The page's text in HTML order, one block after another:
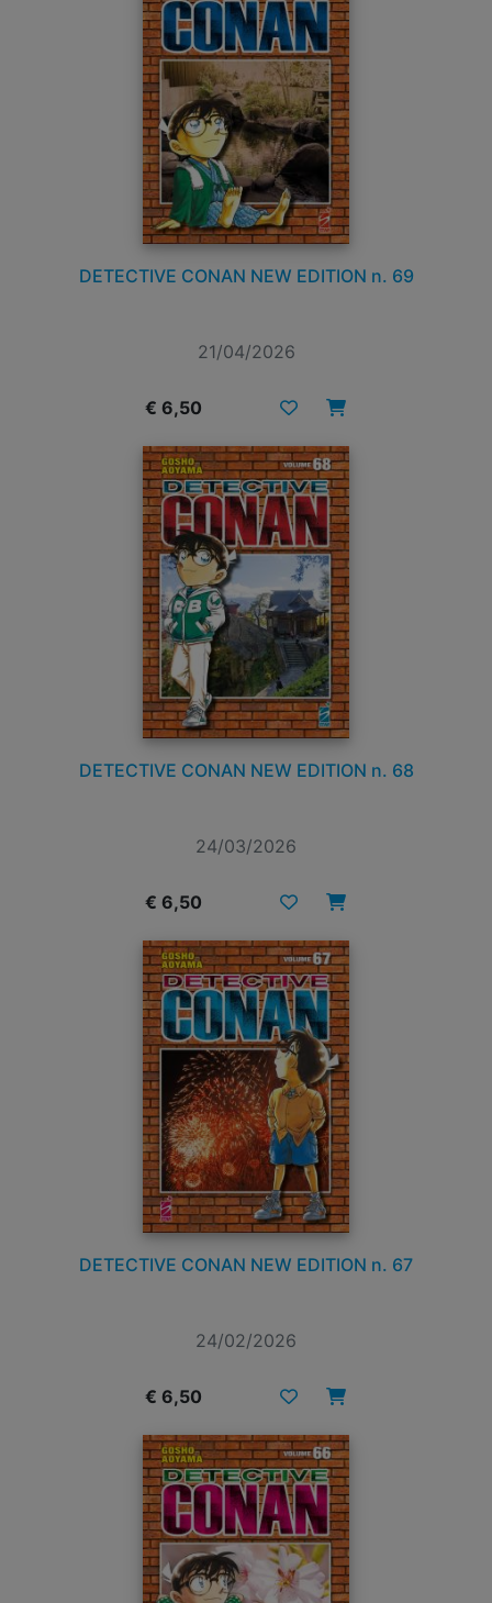
DETECTIVE CONAN NEW EDITION n. 69
21/04/2026
€ 6,50
DETECTIVE CONAN NEW EDITION n. 68
24/03/2026
€ 6,50
DETECTIVE CONAN NEW EDITION n. 67
24/02/2026
€ 6,50